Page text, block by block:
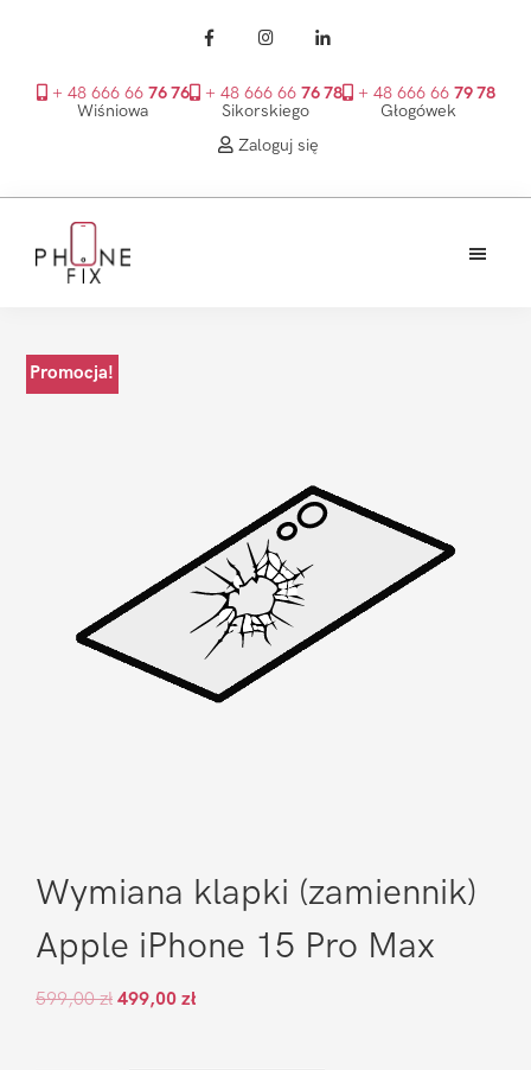
+ 48 666 66 76 76
Wiśniowa
+ 48 666 66 76 78
Sikorskiego
+ 48 666 66 79 78
Głogówek
Zaloguj się
głównego
bocznego
Promocja!
Wymiana klapki (zamiennik)
Apple iPhone 15 Pro Max
599,00zł 499,00 zł